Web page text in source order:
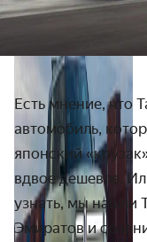
Есть мнение, что
автомобиль,
японский
вдвое дешевле.
узнать, мы нашли
Эмиратов и